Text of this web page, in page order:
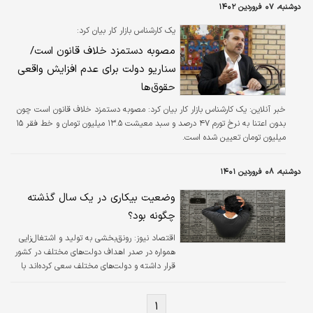
دوشنبه، ۰۷ فروردین ۱۴۰۲
یک کارشناس بازار کار بیان کرد:
مصوبه دستمزد خلاف قانون است/
سناریو دولت برای عدم افزایش واقعی
حقوق‌ها
خبر آنلاین: یک کارشناس بازار کار بیان کرد: مصوبه دستمزد خلاف قانون است چون
بدون اعتنا به نرخ تورم ۴۷ درصد و سبد معیشت ۱۳.۵ میلیون تومان و خط فقر ۱۵
میلیون تومان تعیین شده است.
دوشنبه، ۰۸ فروردین ۱۴۰۱
وضعیت بیکاری در یک سال گذشته
چگونه بود؟
اقتصاد نیوز: رونق‌بخشی به تولید و اشتغال‌زایی
همواره در صدر اهداف دولت‌های مختلف در کشور
قرار داشته و دولت‌های مختلف سعی کرده‌اند با
بپوشانند.
۱